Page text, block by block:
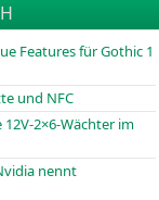
Features für Gothic 1
und NFC
2×6-Wächter im
nennt